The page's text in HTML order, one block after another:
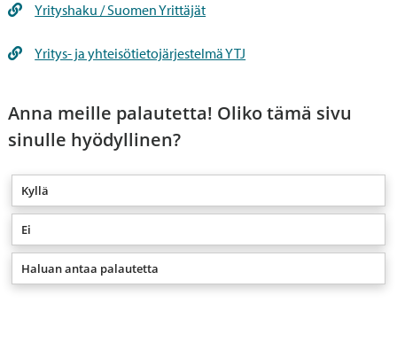
Yrityshaku / Suomen Yrittäjät
Yritys- ja yhteisötietojärjestelmä YTJ
Anna meille palautetta! Oliko tämä sivu
sinulle hyödyllinen?
Kyllä
Ei
Haluan antaa palautetta